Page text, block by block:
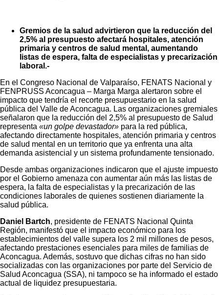
Gremios de la salud advirtieron que la reducción del
2,5% al presupuesto afectará hospitales, atención
primaria y centros de salud mental, aumentando
listas de espera, falta de especialistas y precarización
laboral.-
En el Congreso Nacional de Valparaíso, FENATS Nacional y
FENPRUSS Aconcagua – Marga Marga alertaron sobre el
impacto que tendría el recorte presupuestario en la salud
pública del Valle de Aconcagua. Las organizaciones gremiales
señalaron que la reducción del 2,5% al presupuesto de Salud
representa «un golpe devastador» para la red pública,
afectando directamente hospitales, atención primaria y centros
de salud mental en un territorio que ya enfrenta una alta
demanda asistencial y un sistema profundamente tensionado.
Desde ambas organizaciones indicaron que el ajuste impuesto
por el Gobierno amenaza con aumentar aún más las listas de
espera, la falta de especialistas y la precarización de las
condiciones laborales de quienes sostienen diariamente la
salud pública.
Daniel Bartch, presidente de FENATS Nacional Quinta
Región, manifestó que el impacto económico para los
establecimientos del valle supera los 2 mil millones de pesos,
afectando prestaciones esenciales para miles de familias de
Aconcagua. Además, sostuvo que dichas cifras no han sido
socializadas con las organizaciones por parte del Servicio de
Salud Aconcagua (SSA), ni tampoco se ha informado el estado
actual de liquidez presupuestaria.